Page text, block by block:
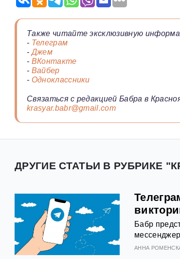
Также читайте эксклюзивную
- Телеграм
-Джем
- ВКонтакте
- Вайбер
- Одноклассники
Связаться с редакцией Бабра в
krasyar.babr@gmail.com
ДРУГИЕ СТАТЬИ В РУБРИКЕ
Бабр
АННА